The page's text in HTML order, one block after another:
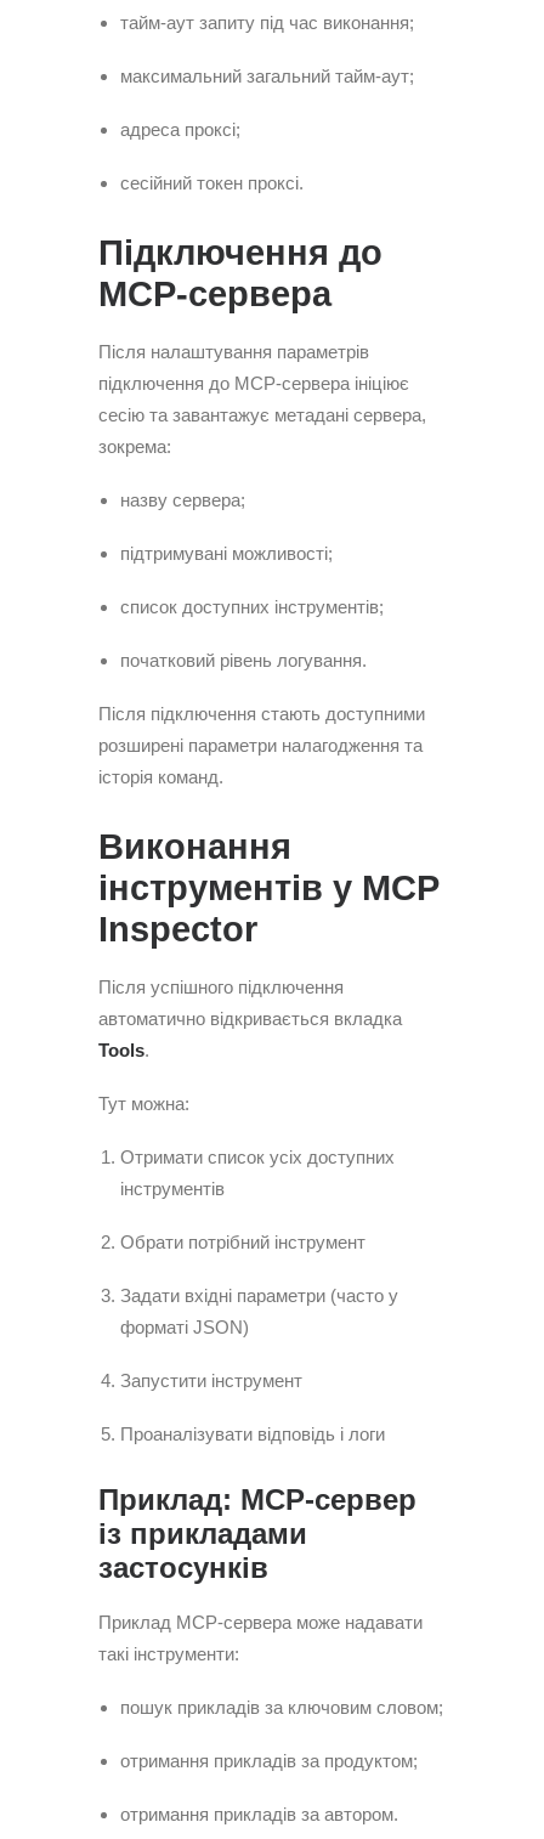
тайм-аут запиту під час виконання;
максимальний загальний тайм-аут;
адреса проксі;
сесійний токен проксі.
Підключення до
MCP-сервера
Після налаштування параметрів
підключення до MCP-сервера ініціює
сесію та завантажує метадані сервера,
зокрема:
назву сервера;
підтримувані можливості;
список доступних інструментів;
початковий рівень логування.
Після підключення стають доступними
розширені параметри налагодження та
історія команд.
Виконання
інструментів у MCP
Inspector
Після успішного підключення
автоматично відкривається вкладка
Tools.
Тут можна:
Отримати список усіх доступних
інструментів
Обрати потрібний інструмент
Задати вхідні параметри (часто у
форматі JSON)
Запустити інструмент
Проаналізувати відповідь і логи
Приклад: MCP-сервер
із прикладами
застосунків
Приклад MCP-сервера може надавати
такі інструменти:
пошук прикладів за ключовим словом;
отримання прикладів за продуктом;
отримання прикладів за автором.